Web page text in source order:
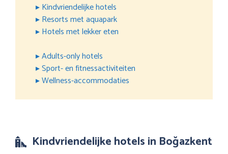
▸ Kindvriendelijke hotels
▸ Resorts met aquapark
▸ Hotels met lekker eten
▸ Adults-only hotels
▸ Sport- en fitnessactiviteiten
▸ Wellness-accommodaties
Kindvriendelijke hotels in Boğazkent